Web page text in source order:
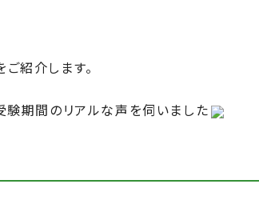
紹介します。
験期間のリアルな声を伺いました